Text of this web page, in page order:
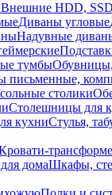
Внешние HDD,
Диваны угловые
Надувные
тумбы
письменные,
столики
Столешницы для
кухниСтулья,
домаШкафы,